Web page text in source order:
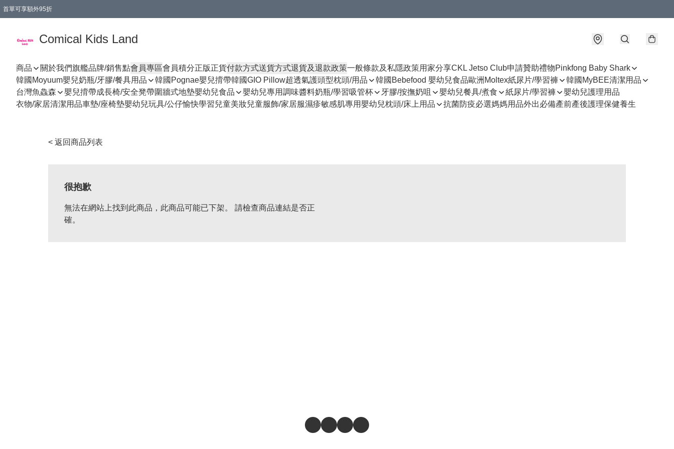
首單可享額外95折
Comical Kids Land
商品 關於我們旗艦品牌/銷售點會員專區會員積分正版正貨付款方式送貨方式退貨及退款政策一般條款及私隱政策用家分享CKL Jetso Club申請贊助禮物Pinkfong Baby Shark
韓國Moyuum嬰兒奶瓶/牙膠/餐具用品
韓國Pognae嬰兒揹帶韓國GIO Pillow超透氣護頭型枕頭/用品 韓國Bebefood 嬰幼兒食品歐洲Moltex紙尿片/學習褲
韓國MyBEE清潔用品
台灣魚鱻森
嬰兒揹帶成長椅/安全凳帶圍牆式地墊嬰幼兒食品 嬰幼兒專用調味醬料奶瓶/學習吸管杯 牙膠/按撫奶咀 嬰幼兒餐具/煮食 紙尿片/學習褲
嬰幼兒護理用品
衣物/家居清潔用品車墊/座椅墊嬰幼兒玩具/公仔愉快學習兒童美妝兒童服飾/家居服濕疹敏感肌專用嬰幼兒枕頭/床上用品 抗菌防疫必選媽媽用品外出必備產前產後護理保健養生
< 返回商品列表
很抱歉
無法在網站上找到此商品，此商品可能已下架。 請檢查商品連結是否正
確。